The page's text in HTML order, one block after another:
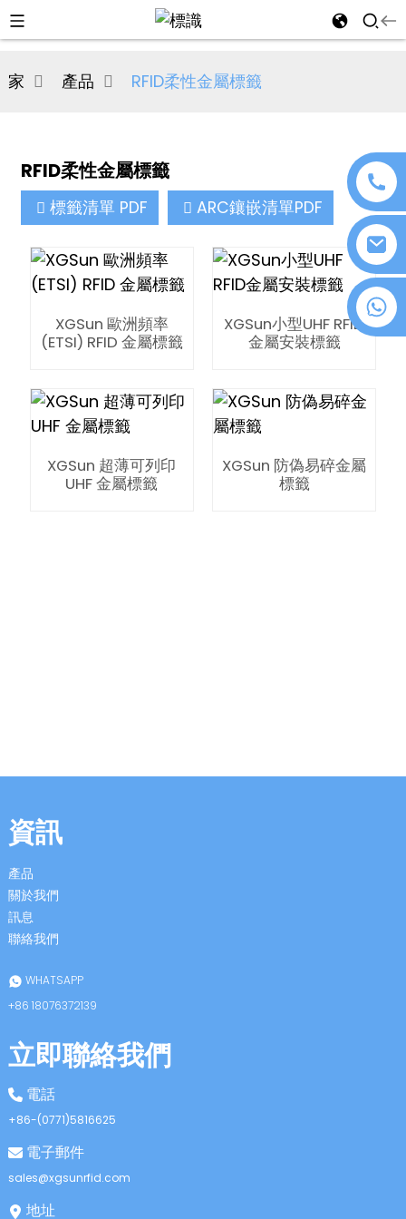
家 產品 RFID柔性金屬標籤
RFID柔性金屬標籤
標籤清單 PDF ARC鑲嵌清單PDF
XGSun 歐洲頻率
(ETSI) RFID 金屬標籤
XGSun小型UHF RFID
金屬安裝標籤
XGSun 超薄可列印
UHF 金屬標籤
XGSun 防偽易碎金屬
標籤
資訊
產品
關於我們
訊息
聯絡我們
WHATSAPP
+86 18076372139
立即聯絡我們
電話
+86-(0771)5816625
電子郵件
sales@xgsunrfid.com
地址